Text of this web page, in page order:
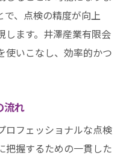
、点検の精度が向上
します。井澤産業有限会
使いこなし、効率的かつ
流れ
ロフェッショナルな点検
把握するための一貫した